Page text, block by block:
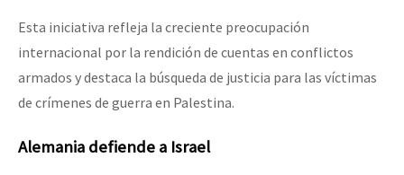
Esta iniciativa refleja la creciente preocupación
internacional por la rendición de cuentas en conflictos
armados y destaca la búsqueda de justicia para las víctimas
de crímenes de guerra en Palestina.
Alemania defiende a Israel